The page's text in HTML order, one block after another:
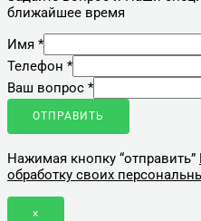
ближайшее время
Имя *
Телефон *
Ваш вопрос *
ОТПРАВИТЬ
Нажимая кнопку “отправить”
обработку своих
×